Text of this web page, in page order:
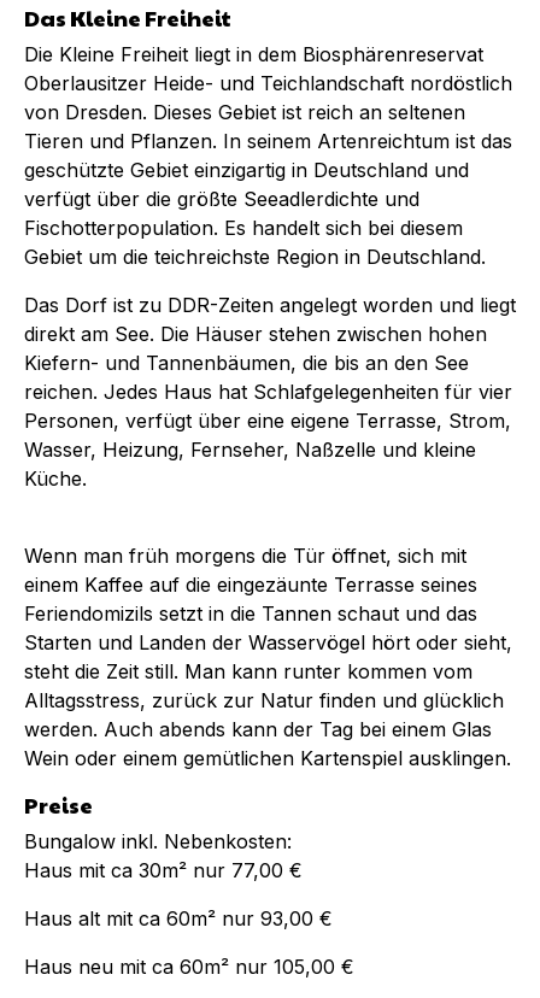
Das Kleine Freiheit
Die Kleine Freiheit liegt in dem Biosphärenreservat
Oberlausitzer Heide- und Teichlandschaft nordöstlich
von Dresden. Dieses Gebiet ist reich an seltenen
Tieren und Pflanzen. In seinem Artenreichtum ist das
geschützte Gebiet einzigartig in Deutschland und
verfügt über die größte Seeadlerdichte und
Fischotterpopulation. Es handelt sich bei diesem
Gebiet um die teichreichste Region in Deutschland.
Das Dorf ist zu DDR-Zeiten angelegt worden und liegt
direkt am See. Die Häuser stehen zwischen hohen
Kiefern- und Tannenbäumen, die bis an den See
reichen. Jedes Haus hat Schlafgelegenheiten für vier
Personen, verfügt über eine eigene Terrasse, Strom,
Wasser, Heizung, Fernseher, Naßzelle und kleine
Küche.
Wenn man früh morgens die Tür öffnet, sich mit
einem Kaffee auf die eingezäunte Terrasse seines
Feriendomizils setzt in die Tannen schaut und das
Starten und Landen der Wasservögel hört oder sieht,
steht die Zeit still. Man kann runter kommen vom
Alltagsstress, zurück zur Natur finden und glücklich
werden. Auch abends kann der Tag bei einem Glas
Wein oder einem gemütlichen Kartenspiel ausklingen.
Preise
Bungalow inkl. Nebenkosten:
Haus mit ca 30m² nur 77,00 €
Haus alt mit ca 60m² nur 93,00 €
Haus neu mit ca 60m² nur 105,00 €